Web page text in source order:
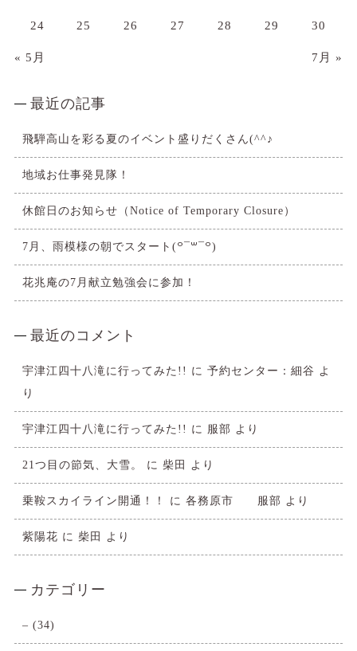
24 25 26 27 28 29 30
« 5月 7月 »
最近の記事
飛騨高山を彩る夏のイベント盛りだくさん(^^♪
地域お仕事発見隊！
休館日のお知らせ（Notice of Temporary Closure）
7月、雨模様の朝でスタート(꒪¯꒳​¯꒪)
花兆庵の7月献立勉強会に参加！
最近のコメント
宇津江四十八滝に行ってみた!! に 予約センター：細谷 よ
り
宇津江四十八滝に行ってみた!! に 服部 より
21つ目の節気、大雪。 に 柴田 より
乗鞍スカイライン開通！！ に 各務原市 服部 より
紫陽花 に 柴田 より
カテゴリー
– (34)